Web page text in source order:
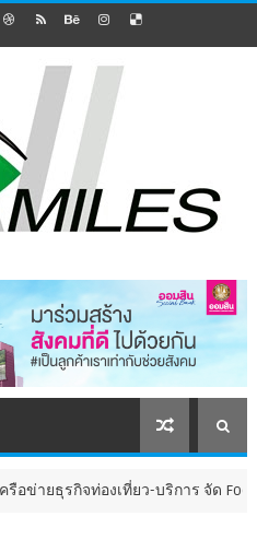
ว-บริการ จัด Food & Hospitality